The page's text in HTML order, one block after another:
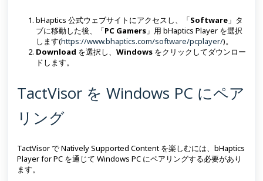
bHaptics 公式ウェブサイトにアクセスし、「Software 」タ
ブに移動した後、「PC Gamers 」用 bHaptics Player を選択
します(https://www.bhaptics.com/software/pcplayer/)。
Download を選択し、 Windows をクリックしてダウンロー
ドします。
TactVisor を Windows PC にペア
リング
TactVisor で Natively Supported Content を楽しむには、bHaptics
Player for PC を通じて Windows PC にペアリングする必要があり
ます。